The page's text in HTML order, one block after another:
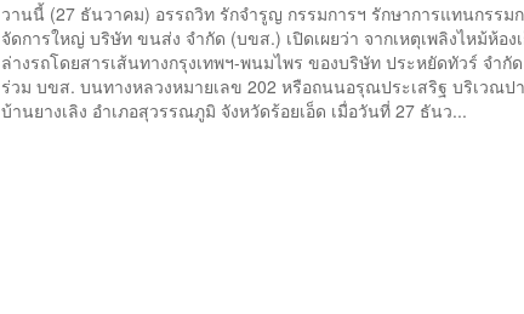
วานนี้ (27 ธันวาคม) อรรถวิท รักจำรูญ กรรมการฯ รักษาการแทนกรรม
จัดการใหญ่ บริษัท ขนส่ง จำกัด (บขส.) เปิดเผยว่า จากเหตุเพลิงไหม้ห้อง
ล่างรถโดยสารเส้นทางกรุงเทพฯ-พนมไพร ของบริษัท ประหยัดทัวร์ จำกั
ร่วม บขส. บนทางหลวงหมายเลข 202 หรือถนนอรุณประเสริฐ บริเวณป
บ้านยางเลิง อำเภอสุวรรณภูมิ จังหวัดร้อยเอ็ด เมื่อวันที่ 27 ธันว...